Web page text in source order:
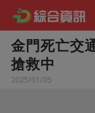
金門死亡交
搶救中
2025/01/05